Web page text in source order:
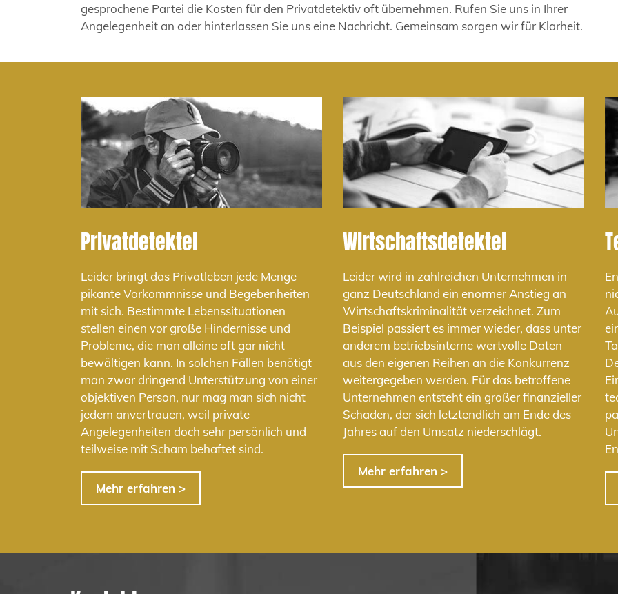
gesprochene Partei die Kosten für den Privatdetektiv oft übernehmen. Rufen Sie uns in Ihrer
Angelegenheit an oder hinterlassen Sie uns eine Nachricht. Gemeinsam sorgen wir für Klarheit.
Privatdetektei
Leider bringt das Privatleben jede Menge
pikante Vorkommnisse und Begebenheiten
mit sich. Bestimmte Lebenssituationen
stellen einen vor große Hindernisse und
Probleme, die man alleine oft gar nicht
bewältigen kann. In solchen Fällen benötigt
man zwar dringend Unterstützung von einer
objektiven Person, nur mag man sich nicht
jedem anvertrauen, weil private
Angelegenheiten doch sehr persönlich und
teilweise mit Scham behaftet sind.
Mehr erfahren >
Wirtschaftsdetektei
Leider wird in zahlreichen Unternehmen in
ganz Deutschland ein enormer Anstieg an
Wirtschaftskriminalität verzeichnet. Zum
Beispiel passiert es immer wieder, dass unter
anderem betriebsinterne wertvolle Daten
aus den eigenen Reihen an die Konkurrenz
weitergegeben werden. Für das betroffene
Unternehmen entsteht ein großer finanzieller
Schaden, der sich letztendlich am Ende des
Jahres auf den Umsatz niederschlägt.
Mehr erfahren >